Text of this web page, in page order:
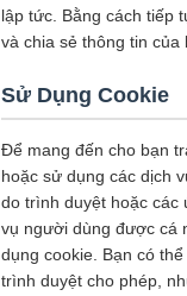
lập tức. Bằng cách tiếp
và chia sẻ thông tin của
Sử Dụng Cookie
Để mang đến cho bạn
hoặc sử dụng các dịch
do trình duyệt hoặc các
vụ người dùng được cá
dụng cookie. Bạn có
trình duyệt cho phép,